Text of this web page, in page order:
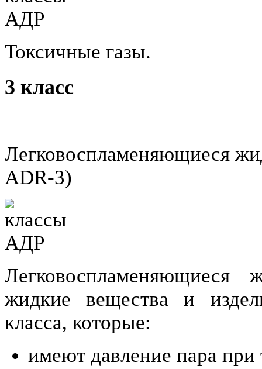
Токсичные газы.
3 класс
Легковоспламеняющиеся
ADR-3)
жидкие вещества и
класса, которые:
имеют давление пара при